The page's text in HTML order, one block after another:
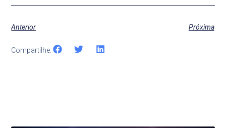
Anterior Próxima
Compartilhe: